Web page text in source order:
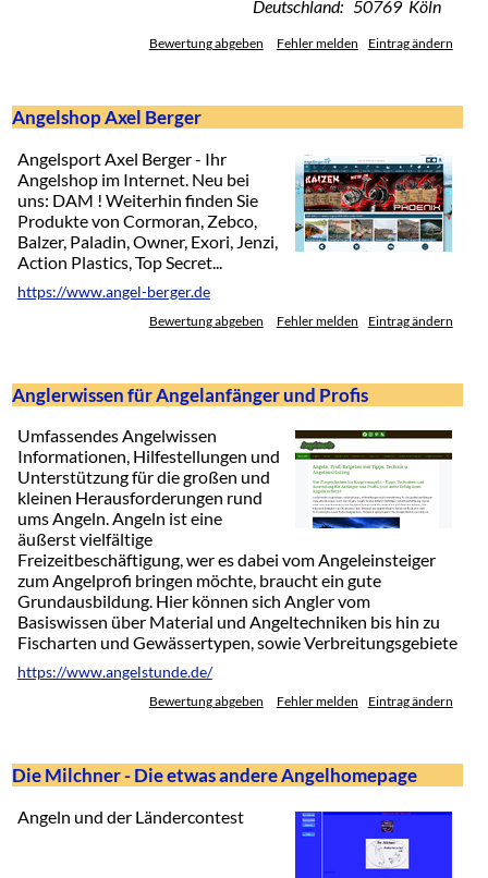
Deutschland: 50769 Köln
Bewertung abgeben Fehler melden Eintrag ändern
Angelshop Axel Berger
Angelsport Axel Berger - Ihr
Angelshop im Internet. Neu bei
uns: DAM ! Weiterhin finden Sie
Produkte von Cormoran, Zebco,
Balzer, Paladin, Owner, Exori, Jenzi,
Action Plastics, Top Secret...
https://www.angel-berger.de
Bewertung abgeben Fehler melden Eintrag ändern
Anglerwissen für Angelanfänger und Profis
Umfassendes Angelwissen
Informationen, Hilfestellungen und
Unterstützung für die großen und
kleinen Herausforderungen rund
ums Angeln. Angeln ist eine
äußerst vielfältige
Freizeitbeschäftigung, wer es dabei vom Angeleinsteiger
zum Angelprofi bringen möchte, braucht ein gute
Grundausbildung. Hier können sich Angler vom
Basiswissen über Material und Angeltechniken bis hin zu
Fischarten und Gewässertypen, sowie Verbreitungsgebiete
https://www.angelstunde.de/
Bewertung abgeben Fehler melden Eintrag ändern
Die Milchner - Die etwas andere Angelhomepage
Angeln und der Ländercontest